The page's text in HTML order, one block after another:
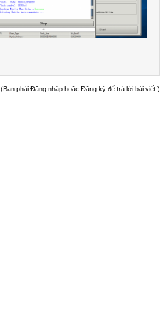
(Bạn phải Đăng nhập hoặc Đăng ký để trả lời bài viết.)